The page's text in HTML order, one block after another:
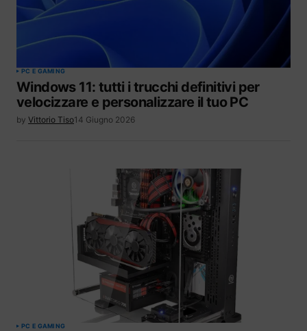
PC E GAMING
Windows 11: tutti i trucchi definitivi per
velocizzare e personalizzare il tuo PC
by Vittorio Tiso14 Giugno 2026
PC E GAMING